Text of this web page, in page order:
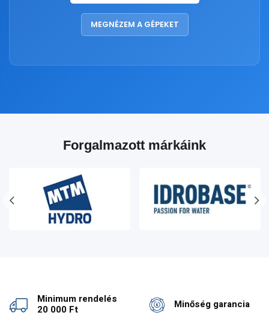
MEGNÉZEM A GÉPEKET
Forgalmazott márkáink
Minimum rendelés
20 000 Ft
Minőség garancia